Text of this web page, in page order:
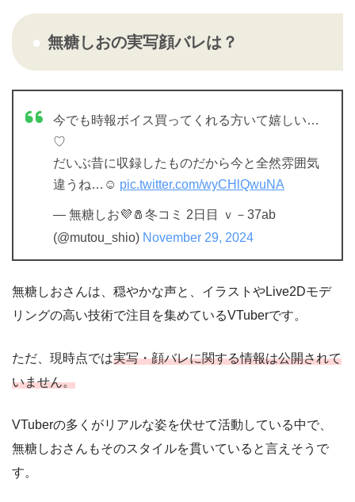
無糖しおの実写顔バレは？
今でも時報ボイス買ってくれる方いて嬉しい…
♡
だいぶ昔に収録したものだから今と全然雰囲気
違うね…☺️ pic.twitter.com/wyCHlQwuNA
— 無糖しお💜🧂冬コミ 2日目 ｖ－37ab
(@mutou_shio) November 29, 2024
無糖しおさんは、穏やかな声と、イラストやLive2Dモデ
リングの高い技術で注目を集めているVTuberです。
ただ、現時点では実写・顔バレに関する情報は公開されて
いません。
VTuberの多くがリアルな姿を伏せて活動している中で、
無糖しおさんもそのスタイルを貫いていると言えそうで
す。